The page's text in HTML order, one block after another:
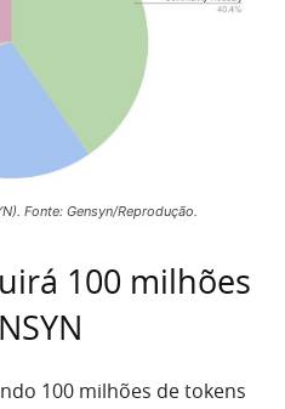
Fonte: Gensyn/Reprodução.
100 milhões
100 milhões de tokens